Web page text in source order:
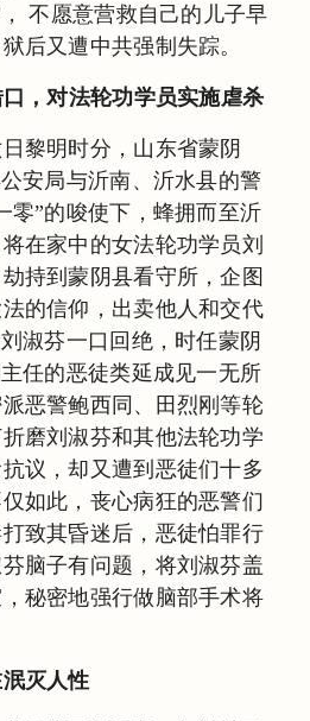
不愿意营救自己的儿子早
后又遭中共强制失踪。
，对法轮功学员实施虐杀
黎明时分，山东省蒙阴
安局与沂南、沂水县的警
零”的唆使下，蜂拥而至沂
在家中的女法轮功学员刘
持到蒙阴县看守所，企图
的信仰，出卖他人和交代
淑芬一口回绝，时任蒙阴
任的恶徒类延成见一无所
恶警鲍西同、田烈刚等轮
磨刘淑芬和其他法轮功学
议，却又遭到恶徒们十多
如此，丧心病狂的恶警们
致其昏迷后，恶徒怕罪行
脑子有问题，将刘淑芬盖
，秘密地强行做脑部手术将
灭人性